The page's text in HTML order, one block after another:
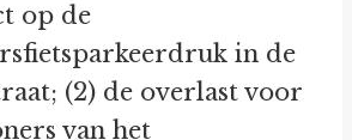
op de
in de
(2) de overlast voor
van het